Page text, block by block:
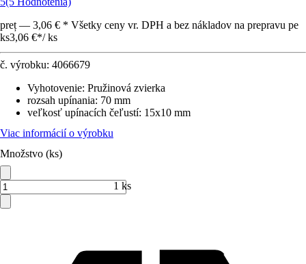
preț — 3,06 € * Všetky ceny vr. DPH a bez nákladov na prepravu pe
ks3,06 €*/ ks
č. výrobku: 4066679
Vyhotovenie: Pružinová zvierka
rozsah upínania: 70 mm
veľkosť upínacích čeľustí: 15x10 mm
Viac informácií o výrobku
Množstvo (ks)
1 ks